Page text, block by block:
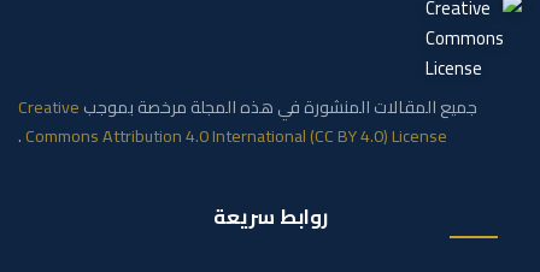
جميع المقالات المنشورة في هذه المجلة مرخصة بموجبCreative
Commons Attribution 4.0 International (CC BY 4.0) License
.
روابط سريعة